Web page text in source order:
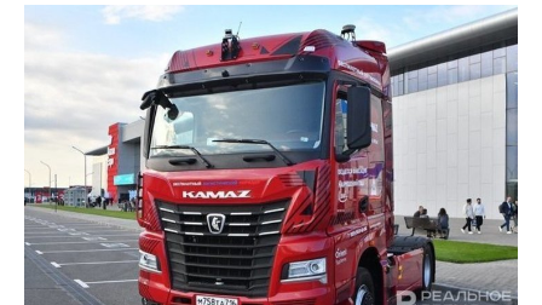
ВУЗЫ ТАТАРСТАНА
КОМУ ПРИНАДЛЕЖАТ
ТОРГОВЫЕ ЦЕНТРЫ
ТАТАРСТАНА
ИНВЕСТИЦИИ
АГРОПРОМ
МАШИНОСТРОЕНИЕ
НЕФТЕХИМИЯ
НЕФТЬ
ОПК
НОВОСТИ НЕДВИЖИМОСТИ
НОВОСТИ АВТО
БИЗНЕС
НОВОСТИ БИЗНЕСА
РОЗНИЧНАЯ ТОРГОВЛЯ
ТРАНСПОРТ
ТЕХНОЛОГИИ
НОВОСТИ ТЕХНОЛОГИЙ
IT
МЕРОПРИЯТИЯ
НОВОСТИ МЕРОПРИЯТИЙ
СПОРТ